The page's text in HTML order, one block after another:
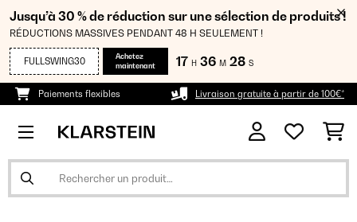
Jusqu’à 30 % de réduction sur une sélection de produits !
RÉDUCTIONS MASSIVES PENDANT 48 H SEULEMENT !
FULLSWING30
Achetez
maintenant
17 H 36 M 27 S
Paiements flexibles Livraison gratuite à partir de 100€*